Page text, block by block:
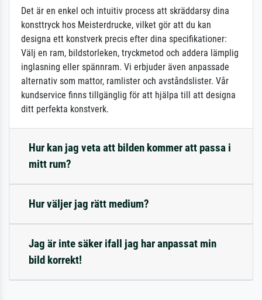
Det är en enkel och intuitiv process att skräddarsy dina
konsttryck hos Meisterdrucke, vilket gör att du kan
designa ett konstverk precis efter dina specifikationer:
Välj en ram, bildstorleken, tryckmetod och addera lämplig
inglasning eller spännram. Vi erbjuder även anpassade
alternativ som mattor, ramlister och avståndslister. Vår
kundservice finns tillgänglig för att hjälpa till att designa
ditt perfekta konstverk.
Hur kan jag veta att bilden kommer att passa i
mitt rum?
Hur väljer jag rätt medium?
Jag är inte säker ifall jag har anpassat min
bild korrekt!